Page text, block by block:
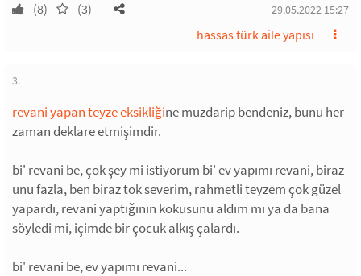
(8) (3) 29.05.2022 15:27
hassas türk aile yapısı
3.
revani yapan teyze eksikliğine muzdarip bendeniz, bunu her
zaman deklare etmişimdir.
bi' revani be, çok şey mi istiyorum bi' ev yapımı revani, biraz
unu fazla, ben biraz tok severim, rahmetli teyzem çok güzel
yapardı, revani yaptığının kokusunu aldım mı ya da bana
söyledi mi, içimde bir çocuk alkış çalardı.
bi' revani be, ev yapımı revani...